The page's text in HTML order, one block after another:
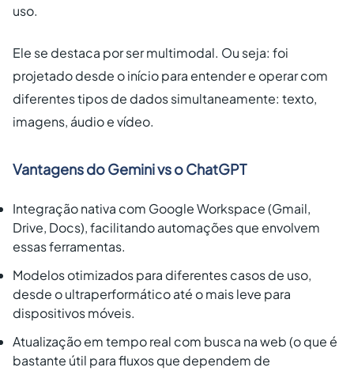
uso.
Ele se destaca por ser multimodal. Ou seja: foi
projetado desde o início para entender e operar com
diferentes tipos de dados simultaneamente: texto,
imagens, áudio e vídeo.
Vantagens do Gemini vs o ChatGPT
Integração nativa com Google Workspace (Gmail,
Drive, Docs), facilitando automações que envolvem
essas ferramentas.
Modelos otimizados para diferentes casos de uso,
desde o ultraperformático até o mais leve para
dispositivos móveis.
Atualização em tempo real com busca na web (o que é
bastante útil para fluxos que dependem de